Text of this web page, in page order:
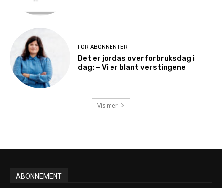
FOR ABONNENTER
Det er jordas overforbruksdag i
dag: – Vi er blant verstingene
Vis mer
ABONNEMENT